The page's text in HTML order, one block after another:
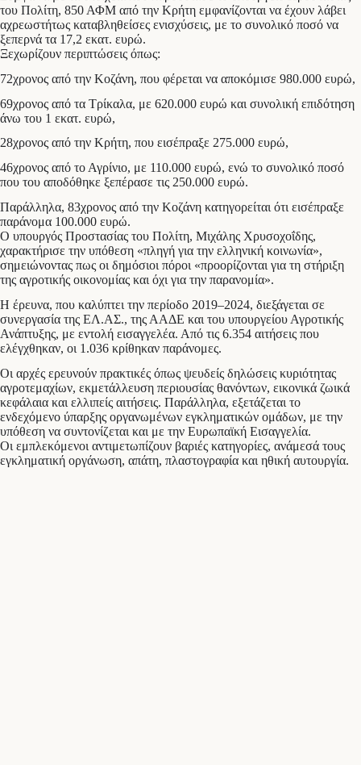
του Πολίτη, 850 ΑΦΜ από την Κρήτη εμφανίζονται να έχουν λάβει
αχρεωστήτως καταβληθείσες ενισχύσεις, με το συνολικό ποσό να
ξεπερνά τα 17,2 εκατ. ευρώ.
Ξεχωρίζουν περιπτώσεις όπως:
72χρονος από την Κοζάνη, που φέρεται να αποκόμισε 980.000 ευρώ,
69χρονος από τα Τρίκαλα, με 620.000 ευρώ και συνολική επιδότηση
άνω του 1 εκατ. ευρώ,
28χρονος από την Κρήτη, που εισέπραξε 275.000 ευρώ,
46χρονος από το Αγρίνιο, με 110.000 ευρώ, ενώ το συνολικό ποσό
που του αποδόθηκε ξεπέρασε τις 250.000 ευρώ.
Παράλληλα, 83χρονος από την Κοζάνη κατηγορείται ότι εισέπραξε
παράνομα 100.000 ευρώ.
Ο υπουργός Προστασίας του Πολίτη, Μιχάλης Χρυσοχοΐδης,
χαρακτήρισε την υπόθεση «πληγή για την ελληνική κοινωνία»,
σημειώνοντας πως οι δημόσιοι πόροι «προορίζονται για τη στήριξη
της αγροτικής οικονομίας και όχι για την παρανομία».
Η έρευνα, που καλύπτει την περίοδο 2019–2024, διεξάγεται σε
συνεργασία της ΕΛ.ΑΣ., της ΑΑΔΕ και του υπουργείου Αγροτικής
Ανάπτυξης, με εντολή εισαγγελέα. Από τις 6.354 αιτήσεις που
ελέγχθηκαν, οι 1.036 κρίθηκαν παράνομες.
Οι αρχές ερευνούν πρακτικές όπως ψευδείς δηλώσεις κυριότητας
αγροτεμαχίων, εκμετάλλευση περιουσίας θανόντων, εικονικά ζωικά
κεφάλαια και ελλιπείς αιτήσεις. Παράλληλα, εξετάζεται το
ενδεχόμενο ύπαρξης οργανωμένων εγκληματικών ομάδων, με την
υπόθεση να συντονίζεται και με την Ευρωπαϊκή Εισαγγελία.
Οι εμπλεκόμενοι αντιμετωπίζουν βαριές κατηγορίες, ανάμεσά τους
εγκληματική οργάνωση, απάτη, πλαστογραφία και ηθική αυτουργία.